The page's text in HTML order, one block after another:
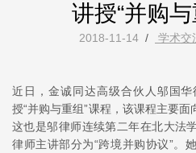
讲授“并购
2018-11-14 / 学术交
近日，金诚同达高级合伙人邬国
授“并购与重组”课程，该课程主要面
这也是邬律师连续第二年在北大法
律师主讲部分为“跨境并购协议”。